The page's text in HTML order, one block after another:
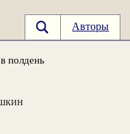
Авторы
полдень